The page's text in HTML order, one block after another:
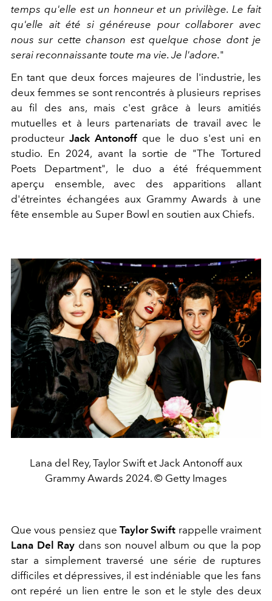
temps qu'elle est un honneur et un privilège. Le fait
qu'elle ait été si généreuse pour collaborer avec
nous sur cette chanson est quelque chose dont je
serai reconnaissante toute ma vie. Je l'adore."
En tant que deux forces majeures de l'industrie, les
deux femmes se sont rencontrés à plusieurs reprises
au fil des ans, mais c'est grâce à leurs amitiés
mutuelles et à leurs partenariats de travail avec le
producteurJack Antonoff que le duo s'est uni en
studio. En 2024, avant la sortie de "The Tortured
Poets Department", le duo a été fréquemment
aperçu ensemble, avec des apparitions allant
d'étreintes échangées aux Grammy Awards à une
fête ensemble au Super Bowl en soutien aux Chiefs.
Lana del Rey, Taylor Swift et Jack Antonoff aux
Grammy Awards 2024. © Getty Images
Que vous pensiez queTaylor Swift rappelle vraiment
Lana Del Ray dans son nouvel album ou que la pop
star a simplement traversé une série de ruptures
difficiles et dépressives, il est indéniable que les fans
ont repéré un lien entre le son et le style des deux